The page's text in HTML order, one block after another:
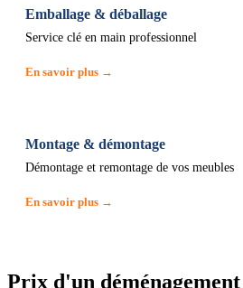
Emballage & déballage
Service clé en main professionnel
En savoir plus →
Montage & démontage
Démontage et remontage de vos meubles
En savoir plus →
Prix d'un